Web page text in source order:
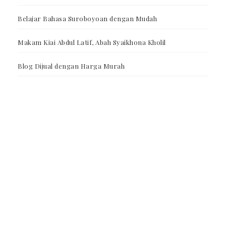
Belajar Bahasa Suroboyoan dengan Mudah
Makam Kiai Abdul Latif, Abah Syaikhona Kholil
Blog Dijual dengan Harga Murah